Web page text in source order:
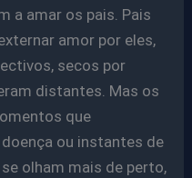
a amar os pais. Pais
amor por eles,
secos por
distantes. Mas os
que
ou instantes de
olham mais de perto,